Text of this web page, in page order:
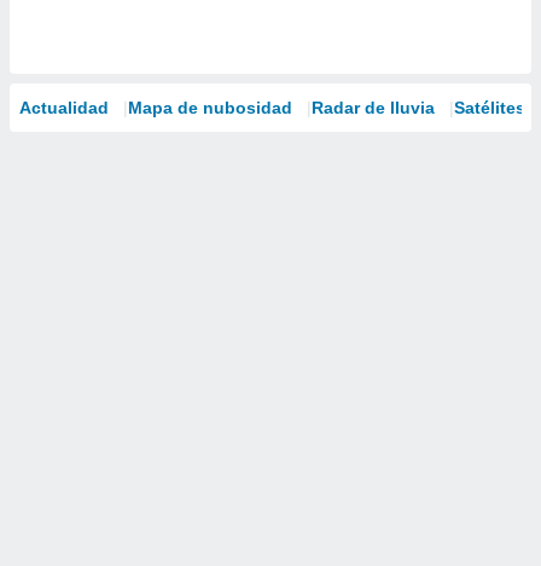
Actualidad Mapa de nubosidad Radar de lluvia Satélites